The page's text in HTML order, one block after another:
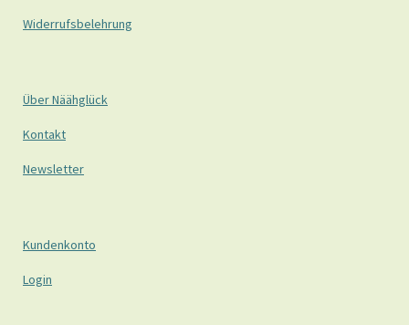
Widerrufsbelehrung
Über Näähglück
Kontakt
Newsletter
Kundenkonto
Login